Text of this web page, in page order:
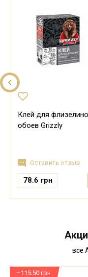
Клей для
обоев Grizzly
Оставить отзыв
78.6 грн
все
–115.50 грн